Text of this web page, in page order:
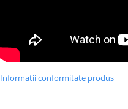
Informatii conformitate produs